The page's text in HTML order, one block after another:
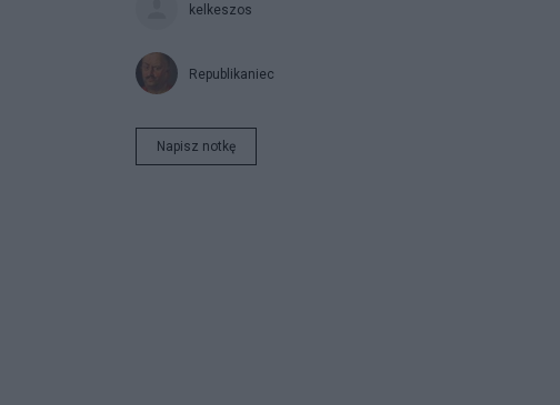
kelkeszos
Republikaniec
Napisz notkę